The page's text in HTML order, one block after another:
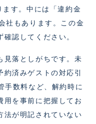
す。中には「違約金
社もあります。この金
認してください。
見落としがちです。未
済みゲストの対応引
手数料など、解約時に
用を事前に把握してお
法が明記されていない